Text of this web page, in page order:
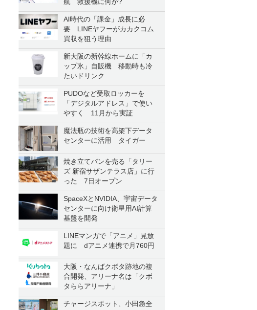
AI時代の「課金」成長に必
要 LINEヤフーがカカクコム
買収を狙う理由
新大阪の新幹線ホームに「カ
ップ氷」自販機 移動時も冷
たいドリンク
PUDOなど受取ロッカーを
「デジタルアドレス」で使い
やすく 11月から実証
魔法瓶の技術を高架下データ
センターに活用 タイガー
焼き立てパンを売る「タリー
ズ 新宿サザンテラス店」に行
った 7日オープン
SpaceXとNVIDIA、宇宙データ
センターに向け衛星用AI計算
基盤を開発
LINEマンガで「アニメ」見放
題に dアニメ連携で月760円
大阪・なんばクボタ跡地の複
合開発、アリーナ名は「クボ
タららアリーナ」
チャージスポット、小田急全